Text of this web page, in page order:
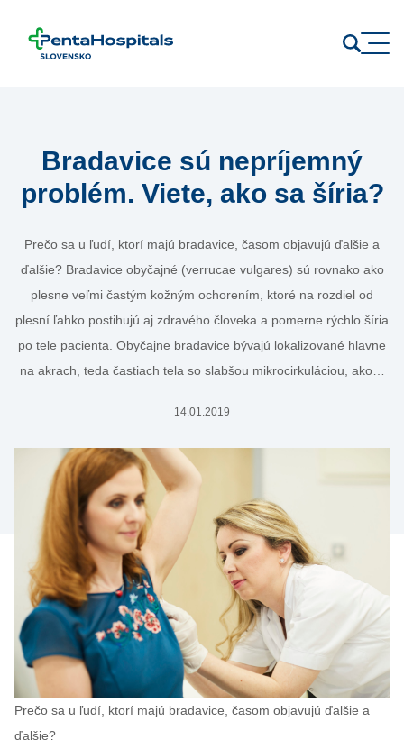
Bradavice sú nepríjemný
problém. Viete, ako sa šíria?
Prečo sa u ľudí, ktorí majú bradavice, časom objavujú ďalšie a
ďalšie? Bradavice obyčajné (verrucae vulgares) sú rovnako ako
plesne veľmi častým kožným ochorením, ktoré na rozdiel od
plesní ľahko postihujú aj zdravého človeka a pomerne rýchlo šíria
po tele pacienta. Obyčajne bradavice bývajú lokalizované hlavne
na akrach, teda častiach tela so slabšou mikrocirkuláciou, ako…
14.01.2019
Prečo sa u ľudí, ktorí majú bradavice, časom objavujú ďalšie a
ďalšie?